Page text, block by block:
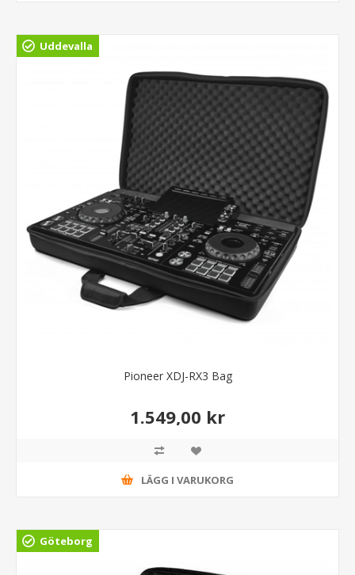
Uddevalla
Pioneer XDJ-RX3 Bag
1.549,00 kr
LÄGG I VARUKORG
Göteborg